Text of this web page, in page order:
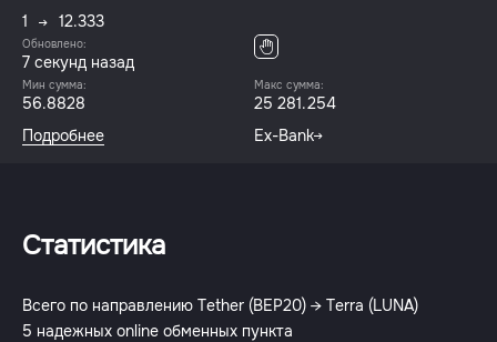
1 12.333
Обновлено:
7 секунд назад
Мин сумма:
56.8828
Макс сумма:
25 281.254
Подробнее
Ex-Bank
Статистика
Всего по направлению Tether (BEP20) → Terra (LUNA)
5 надежных online обменных пункта